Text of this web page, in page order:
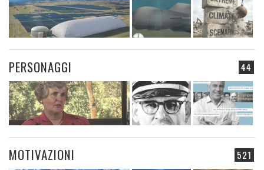
44
PERSONAGGI
521
MOTIVAZIONI